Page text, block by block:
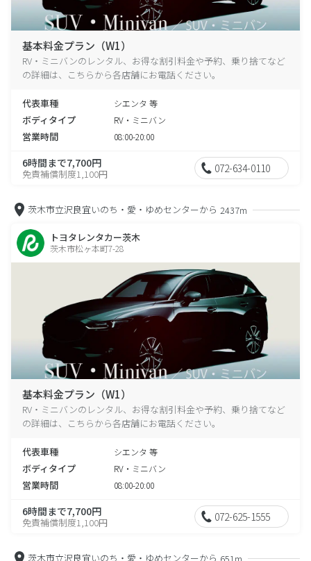
基本料金プラン（W1）
RV・ミニバンのレンタル、お得な割引料金や予約、乗り捨てなど
の詳細は、こちらから各店舗にお電話ください。
代表車種 シエンタ 等
ボディタイプ RV・ミニバン
営業時間 08:00-20:00
6時間まで7,700円
免責補償制度1,100円 072-634-0110
茨木市立沢良宜いのち・愛・ゆめセンターから 2437m
トヨタレンタカー茨木
茨木市松ヶ本町7-28
基本料金プラン（W1）
RV・ミニバンのレンタル、お得な割引料金や予約、乗り捨てなど
の詳細は、こちらから各店舗にお電話ください。
代表車種 シエンタ 等
ボディタイプ RV・ミニバン
営業時間 08:00-20:00
6時間まで7,700円
免責補償制度1,100円 072-625-1555
茨木市立沢良宜いのち・愛・ゆめセンターから 651m